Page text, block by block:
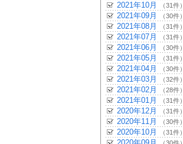
2021年10月 （31件）
2021年09月 （30件）
2021年08月 （31件）
2021年07月 （31件）
2021年06月 （30件）
2021年05月 （31件）
2021年04月 （30件）
2021年03月 （32件）
2021年02月 （28件）
2021年01月 （31件）
2020年12月 （31件）
2020年11月 （30件）
2020年10月 （31件）